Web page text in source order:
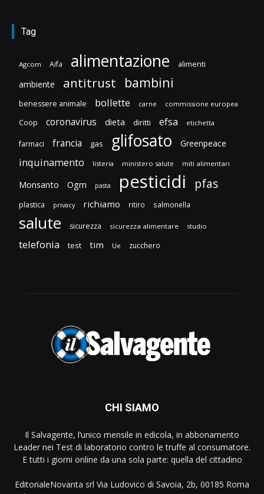
Tag
Agcom Aifa alimentazione alimenti
ambiente antitrust bambini
benessere animale bollette carne commissione europea
Coop coronavirus dieta diritti efsa etichetta
farmaci francia gas glifosato Greenpeace
inquinamento listeria ministero salute miti alimentari
Monsanto Ogm pasta pesticidi pfas
plastica privacy richiamo ritiro salmonella
salute sicurezza sicurezza alimentare studio
telefonia test tim Ue zucchero
CHI SIAMO
Il Salvagente, l’unico mensile in edicola, in abbonamento
Leader nei Test di laboratorio contro le truffe al consumatore.
E tutti i giorni online da una sola parte: quella del cittadino
EditorialeNovanta srl Via Ludovico di Savoia, 2b, 00185 Roma